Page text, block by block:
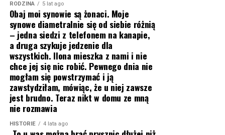
RODZINA 5 lat ago
Obaj moi synowie są żonaci. Moje
synowe diametralnie się od siebie różnią
– jedna siedzi z telefonem na kanapie,
a druga szykuje jedzenie dla
wszystkich. Ilona mieszka z nami i nie
chce jej się nic robić. Pewnego dnia nie
mogłam się powstrzymać i ją
zawstydziłam, mówiąc, że u niej zawsze
jest brudno. Teraz nikt w domu ze mną
nie rozmawia
HISTORIE 4 lata ago